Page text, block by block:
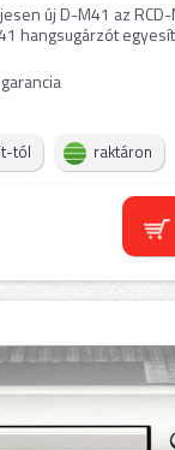
új D-M41 az
hangsugárzót
tól raktáron